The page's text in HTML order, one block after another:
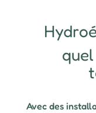
Avec des